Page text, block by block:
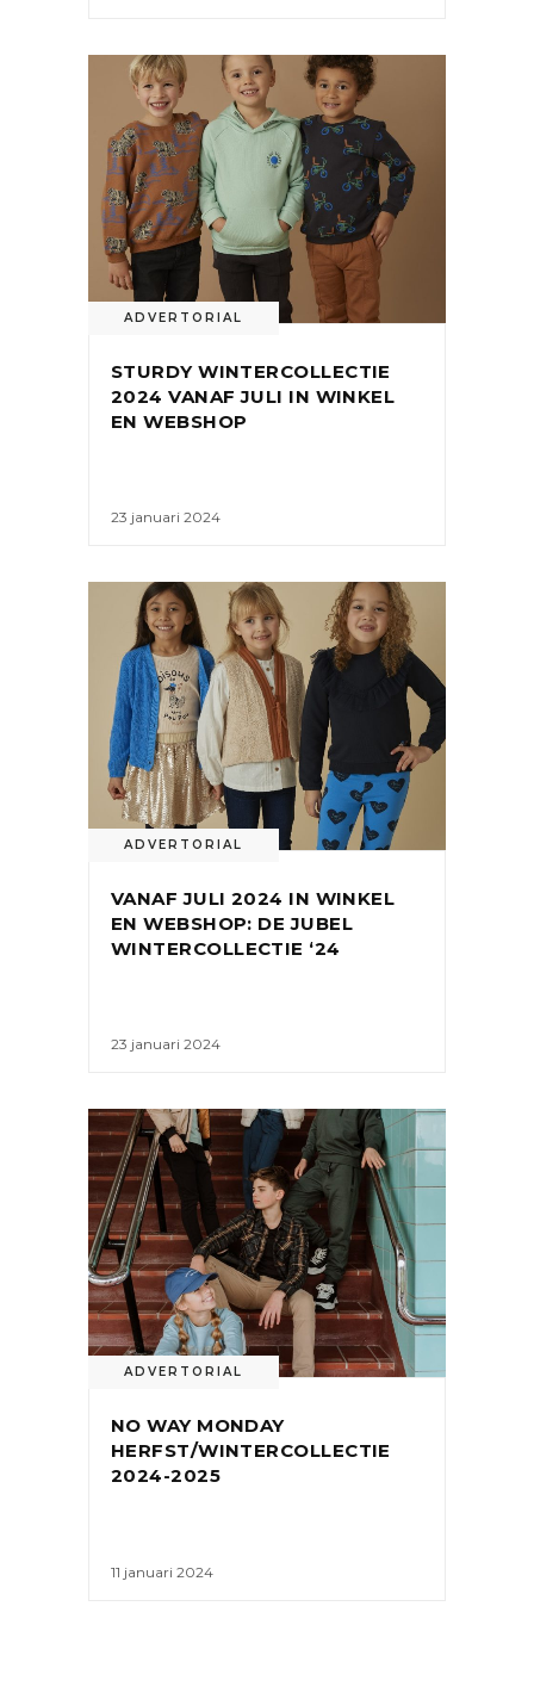
ADVERTORIAL
STURDY WINTERCOLLECTIE
2024 VANAF JULI IN WINKEL
EN WEBSHOP
23 januari 2024
ADVERTORIAL
VANAF JULI 2024 IN WINKEL
EN WEBSHOP: DE JUBEL
WINTERCOLLECTIE ‘24
23 januari 2024
ADVERTORIAL
NO WAY MONDAY
HERFST/WINTERCOLLECTIE
2024-2025
11 januari 2024